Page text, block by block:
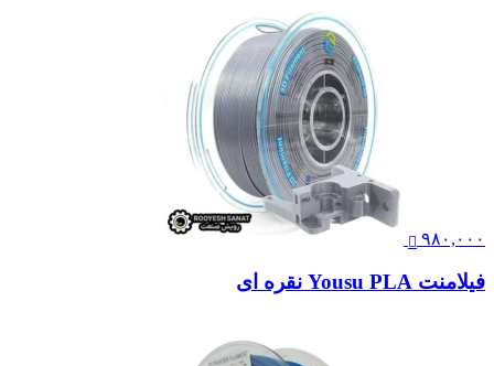
۹۸۰,۰۰۰
فیلامنت Yousu PLA نقره ای